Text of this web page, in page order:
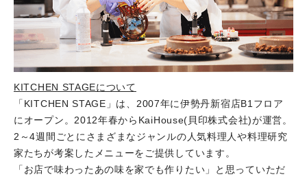
KITCHEN STAGEについて
「KITCHEN STAGE」は、2007年に伊勢丹新宿店B1フロア
にオープン。2012年春からKaiHouse(貝印株式会社)が運営。
2～4週間ごとにさまざまなジャンルの人気料理人や料理研究
家たちが考案したメニューをご提供しています。
「お店で味わったあの味を家でも作りたい」と思っていただ